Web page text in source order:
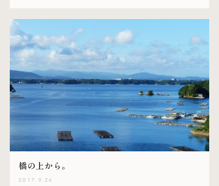
橋の上から。
2017.9.26